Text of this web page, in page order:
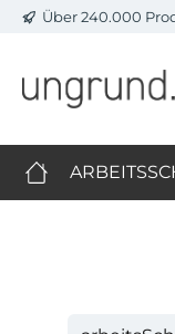
Hauptinhalt
Zur Suche
ZurÜber 240.000